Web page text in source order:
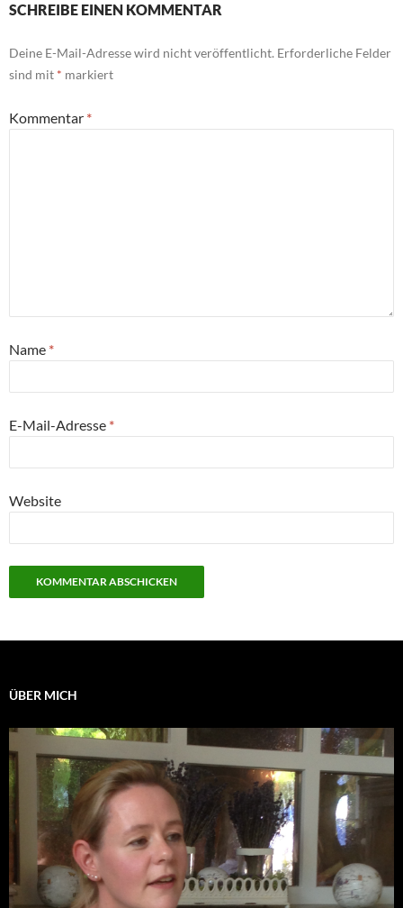
SCHREIBE EINEN KOMMENTAR
Deine E-Mail-Adresse wird nicht veröffentlicht. Erforderliche Felder
sind mit * markiert
Kommentar *
Name *
E-Mail-Adresse *
Website
ÜBER MICH